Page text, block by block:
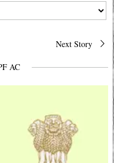
Next Story
AC